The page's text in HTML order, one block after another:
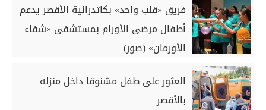
فريق «قلب واحد» بكاتدرائية الأقصر يدعم
أطفال مرضى الأورام بمستشفى «شفاء
الأورمان» (صور)
العثور على طفل مشنوقا داخل منزله
بالأقصر